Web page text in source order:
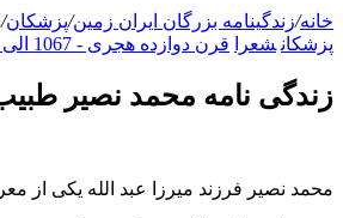
خانه/زندگینامه بزرگان ایران زمین/پزشکان/
پزشکان شعرا قرن دوازده هجری - 1067 الی 1164 شمسی
زندگی نامه محمد نصیر
محمد نصیر فرزند میرزا عبد الله یکی از